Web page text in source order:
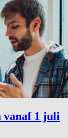
vanaf 1 juli